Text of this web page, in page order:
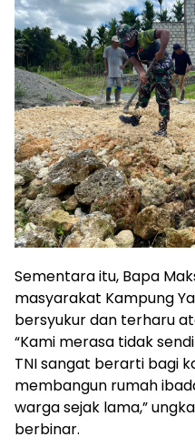
Sementara itu, Bapa
masyarakat Kampung
bersyukur dan terharu
“Kami merasa tidak
TNI sangat berarti bagi
membangun rumah
warga sejak lama,”
berbinar.